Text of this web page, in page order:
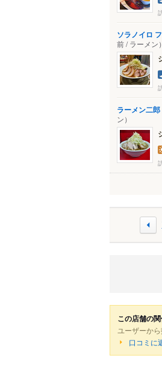
ソラノイロ
前 / ラーメン）
ラーメン二郎
ン）
この店舗の
ユーザーか
口コミに